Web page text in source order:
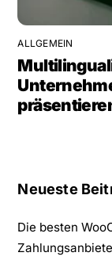
ALLGEMEIN
Neueste
Die besten